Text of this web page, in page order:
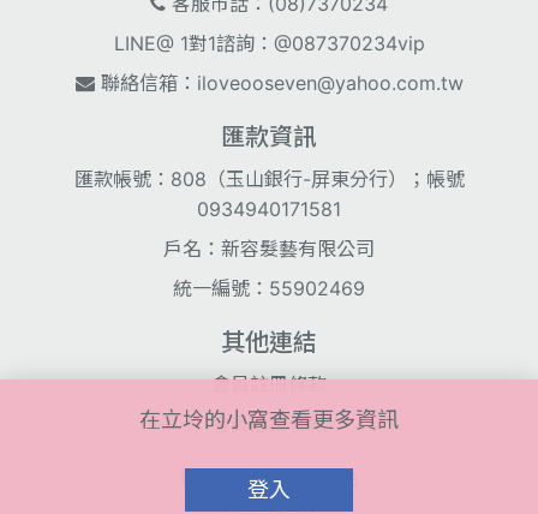
LINE@ 1對1諮詢：@087370234vip
聯絡信箱： iloveooseven@yahoo.com.tw
匯款資訊
匯款帳號：808（玉山銀行-屏東分行）；帳號
0934940171581
戶名：新容髮藝有限公司
統一編號：55902469
其他連結
會員註冊條款
會員隱私條款
Line@ QR Code
在立坽的小窩查看更多資訊
登入